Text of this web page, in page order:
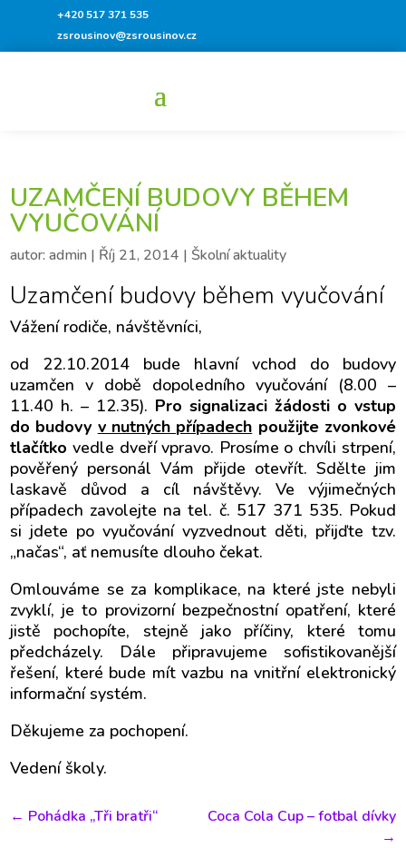
+420 517 371 535
zsrousinov@zsrousinov.cz
UZAMČENÍ BUDOVY BĚHEM
VYUČOVÁNÍ
autor:admin | Říj 21, 2014 | Školní aktuality
Uzamčení budovy během vyučování
Vážení rodiče, návštěvníci,
od 22.10.2014 bude hlavní vchod do budovy
uzamčen v době dopoledního vyučování (8.00 –
11.40 h. – 12.35). Pro signalizaci žádosti o vstup
do budovy v nutných případech použijte zvonkové
tlačítko vedle dveří vpravo. Prosíme o chvíli strpení,
pověřený personál Vám přijde otevřít. Sdělte jim
laskavě důvod a cíl návštěvy. Ve výjimečných
případech zavolejte na tel. č. 517 371 535. Pokud
si jdete po vyučování vyzvednout děti, přijďte tzv.
„načas“, ať nemusíte dlouho čekat.
Omlouváme se za komplikace, na které jste nebyli
zvyklí, je to provizorní bezpečnostní opatření, které
jistě pochopíte, stejně jako příčiny, které tomu
předcházely. Dále připravujeme sofistikovanější
řešení, které bude mít vazbu na vnitřní elektronický
informační systém.
Děkujeme za pochopení.
Vedení školy.
← Pohádka „Tři bratři“
Coca Cola Cup – fotbal dívky
→